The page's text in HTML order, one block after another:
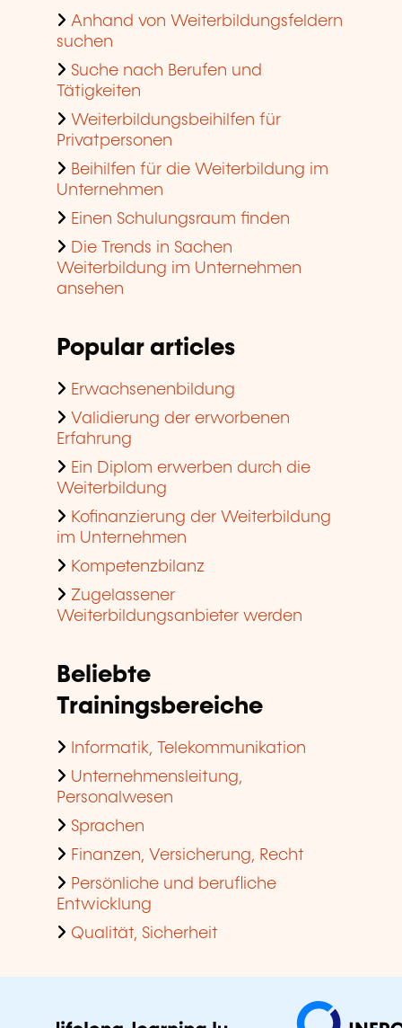
Anhand von Weiterbildungsfeldern
suchen
Suche nach Berufen und
Tätigkeiten
Weiterbildungsbeihilfen für
Privatpersonen
Beihilfen für die Weiterbildung im
Unternehmen
Einen Schulungsraum finden
Die Trends in Sachen
Weiterbildung im Unternehmen
ansehen
Popular articles
Erwachsenenbildung
Validierung der erworbenen
Erfahrung
Ein Diplom erwerben durch die
Weiterbildung
Kofinanzierung der Weiterbildung
im Unternehmen
Kompetenzbilanz
Zugelassener
Weiterbildungsanbieter werden
Beliebte
Trainingsbereiche
Informatik, Telekommunikation
Unternehmensleitung,
Personalwesen
Sprachen
Finanzen, Versicherung, Recht
Persönliche und berufliche
Entwicklung
Qualität, Sicherheit